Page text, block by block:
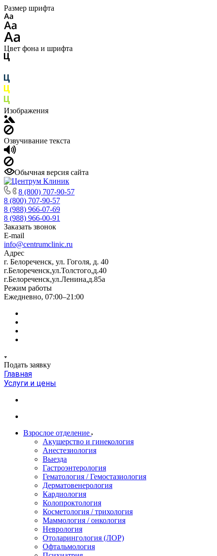
Размер шрифта
Цвет фона и шрифта
Изображения
Озвучивание текста
Обычная версия сайта
8 (800) 707-90-57
8 (800) 707-90-57
8 (988) 966-07-69
8 (988) 966-00-91
Заказать звонок
E-mail
info@centrumclinic.ru
Адрес
г. Белореченск, ул. Гоголя, д. 40
г.Белореченск,ул.Толстого,д.40
г.Белореченск,ул.Ленина,д.85а
Режим работы
Ежедневно, 07:00–21:00
Подать заявку
Главная
Услуги и цены
Взрослое отделение
Акушерство и гинекология
Анестезиология
Выезда
Гастроэнтерология
Гематология / Гемостазиология
Дерматовенерология
Кардиология
Колопроктология
Косметология / трихология
Маммология / онкология
Неврология
Отоларингология (ЛОР)
Офтальмология